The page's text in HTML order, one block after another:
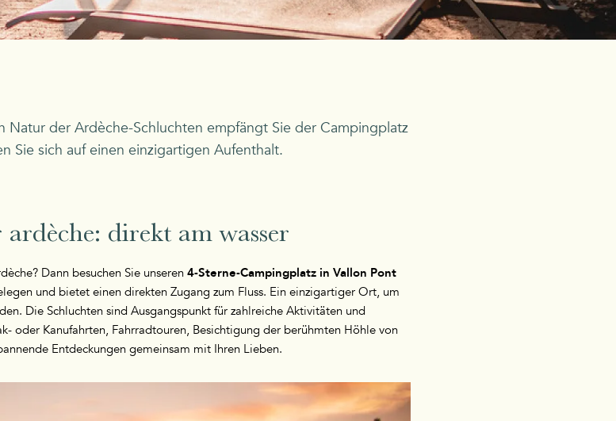
der Ardèche-Schluchten empfängt Sie der Campingplatz
Sie sich auf einen einzigartigen Aufenthalt.
direkt am wasser
Dann besuchen Sie unseren 4-Sterne-Campingplatz in Vallon Pont
und bietet einen direkten Zugang zum Fluss. Ein einzigartiger Ort, um
Die Schluchten sind Ausgangspunkt für zahlreiche Aktivitäten und
oder Kanufahrten, Fahrradtouren, Besichtigung der berühmten Höhle von
Entdeckungen gemeinsam mit Ihren Lieben.